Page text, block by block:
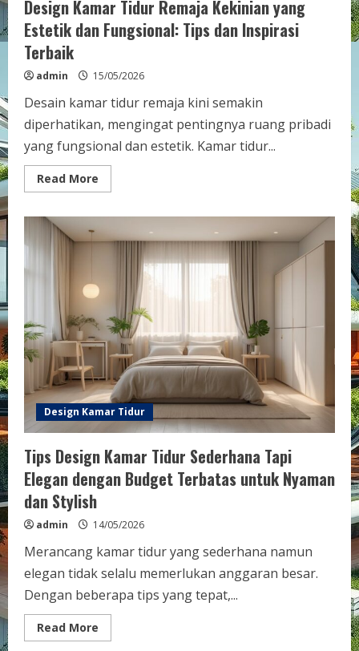
Design Kamar Tidur Remaja Kekinian yang
Estetik dan Fungsional: Tips dan Inspirasi
Terbaik
admin 15/05/2026
Desain kamar tidur remaja kini semakin
diperhatikan, mengingat pentingnya ruang pribadi
yang fungsional dan estetik. Kamar tidur...
Read More
more
Tidur
Remaja
Kekinian
Estetik
dan
Fungsional:
Tips
dan
Inspirasi
Terbaik
Design Kamar Tidur
Tips Design Kamar Tidur Sederhana Tapi
Elegan dengan Budget Terbatas untuk Nyaman
dan Stylish
admin 14/05/2026
Merancang kamar tidur yang sederhana namun
elegan tidak selalu memerlukan anggaran besar.
Dengan beberapa tips yang tepat,...
Read More
more